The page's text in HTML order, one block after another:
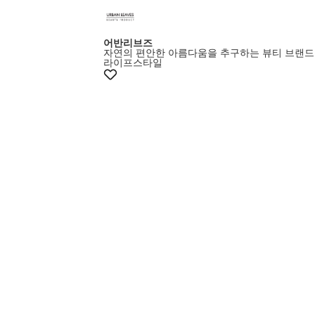
어반리브즈
자연의 편안한 아름다움을 추구하는 뷰티 브랜드
라이프스타일